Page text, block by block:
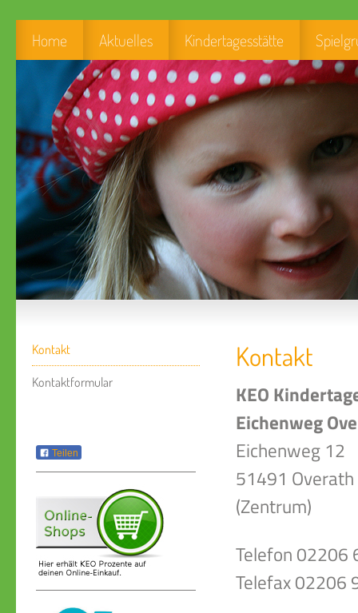
Home Aktuelles Kindertagesstätte
Kontakt
Kontaktformular
Teilen
Kontakt
KEO
Eichenweg
Eichenweg 12
51491 Overath
(Zentrum)
Telefon 02206
Telefax 02206